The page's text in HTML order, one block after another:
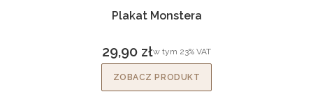
Plakat Monstera
Cena brutto
29,90 złw tym %s VAT
w tym 23% VAT
ZOBACZ PRODUKT